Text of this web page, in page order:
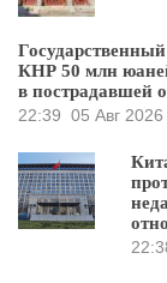
КНР 50 млн
в пострадавшей
22:39 05 Авг 2026